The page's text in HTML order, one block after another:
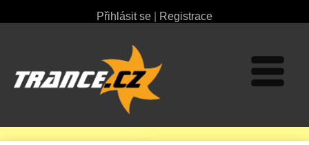
Přihlásit se Registrace